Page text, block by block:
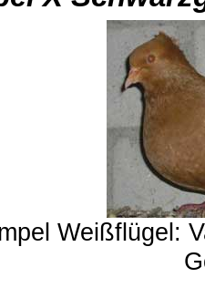
Weißflügel: